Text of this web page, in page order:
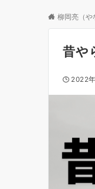
柳岡亮（や
昔や
2022